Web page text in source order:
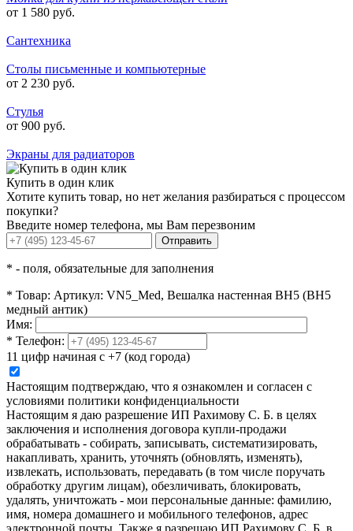
от 1 580 руб.
Сантехника
Столы письменные и компьютерные
от 2 230 руб.
Стулья
от 900 руб.
Экраны для радиаторов
Купить в один клик
Хотите купить товар, но нет желания разбираться с процессом
покупки?
Введите номер телефона, мы Вам перезвоним
Отправить
* - поля, обязательные для заполнения
* Товар: Артикул: VN5_Med, Вешалка настенная ВН5 (ВН5
медный антик)
Имя:
* Телефон:
11 цифр начиная с +7 (код города)
Настоящим подтверждаю, что я ознакомлен и согласен с
условиями политики конфиденциальности
Настоящим я даю разрешение ИП Рахимову С. Б. в целях
заключения и исполнения договора купли-продажи
обрабатывать - собирать, записывать, систематизировать,
накапливать, хранить, уточнять (обновлять, изменять),
извлекать, использовать, передавать (в том числе поручать
обработку другим лицам), обезличивать, блокировать,
удалять, уничтожать - мои персональные данные: фамилию,
имя, номера домашнего и мобильного телефонов, адрес
электронной почты. Также я разрешаю ИП Рахимову С. Б. в